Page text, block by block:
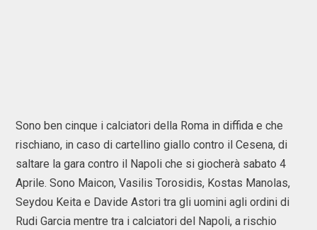
Sono ben cinque i calciatori della Roma in diffida e che
rischiano, in caso di cartellino giallo contro il Cesena, di
saltare la gara contro il Napoli che si giocherà sabato 4
Aprile. Sono Maicon, Vasilis Torosidis, Kostas Manolas,
Seydou Keita e Davide Astori tra gli uomini agli ordini di
Rudi Garcia mentre tra i calciatori del Napoli, a rischio